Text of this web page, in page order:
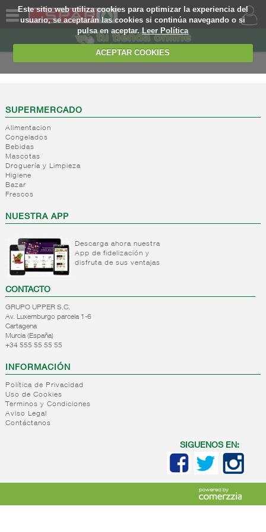
Este sitio web utiliza cookies para optimizar la experiencia del
usuario, se aceptarán las cookies si continúa navegando o si
pulsa en aceptar.Leer Política
ACEPTAR COOKIES
SOMOS
WEB
EJEMPLO
SUPERMERCADO
Alimentacion
Congelados
Bebidas
Mascotas
Droguería y Limpieza
Higiene
Bazar
Frescos
NUESTRA APP
Descarga ahora nuestra
App de fidelización y
disfruta de sus ventajas
CONTACTO
GRUPO UPPER S.C.
Av. Luxemburgo parcela 1-6
Cartagena
Murcia (España)
+34 555 55 55 55
INFORMACIÓN
Política de Privacidad
Uso de Cookies
Terminos y Condiciones
Aviso Legal
Contáctanos
SIGUENOS EN: